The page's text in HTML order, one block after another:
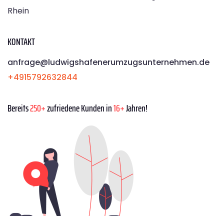
Rhein
KONTAKT
anfrage@ludwigshafenerumzugsunternehmen.de
+4915792632844
Bereits250+zufriedene Kunden in16+Jahren!